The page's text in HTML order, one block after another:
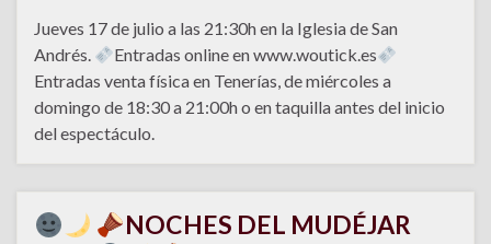
Jueves 17 de julio a las 21:30h en la Iglesia de San
Andrés.
Entradas online en www.woutick.es
Entradas venta física en Tenerías, de miércoles a
domingo de 18:30 a 21:00h o en taquilla antes del inicio
del espectáculo.
NOCHES DEL MUDÉJAR